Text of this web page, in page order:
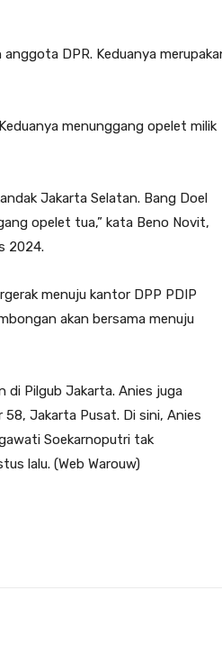
DPR. Keduanya
menunggang opelet milik
Jakarta Selatan. Bang Doel
opelet tua,” kata Beno Novit,
2024.
menuju kantor DPP PDIP
akan bersama menuju
di Pilgub Jakarta. Anies juga
Jakarta Pusat. Di sini, Anies
Soekarnoputri tak
lalu. (Web Warouw)